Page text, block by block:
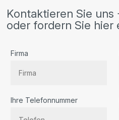
Kontaktieren Sie uns
oder fordern Sie hier
Firma
Ihre Telefonnummer